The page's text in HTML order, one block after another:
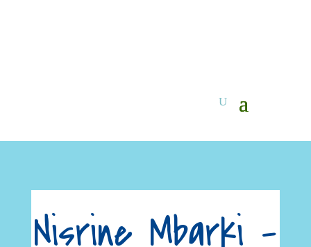
Nisrine Mbarki –